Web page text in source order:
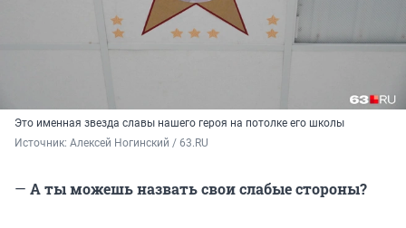
Это именная звезда славы нашего героя на потолке его школы
Источник: Алексей Ногинский / 63.RU
— А ты можешь назвать свои слабые стороны?